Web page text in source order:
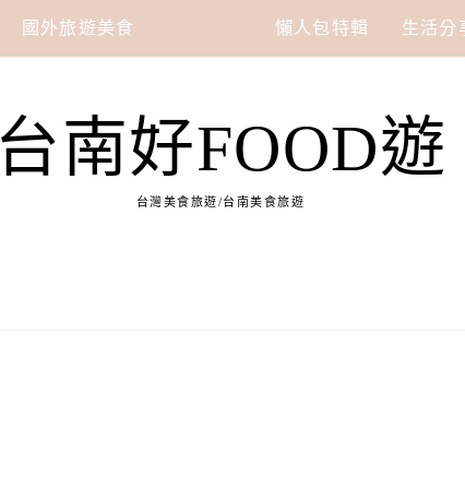
國外旅遊美食 懶人包特輯 生活分
台南好FOOD遊
台灣美食旅遊/台南美食旅遊